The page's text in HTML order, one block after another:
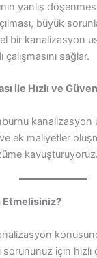
yanlış döşenmesi
büyük
bir kanalizasyon
sağlar.
ile Hızlı ve
kanalizasyon
ek maliyetler
kavuşturuyoruz.
Etmelisiniz?
için